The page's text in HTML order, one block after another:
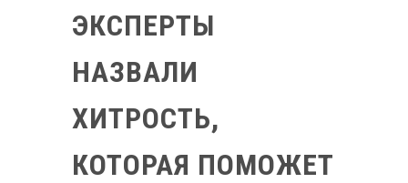
ЭКСПЕРТЫ
НАЗВАЛИ
ХИТРОСТЬ,
КОТОРАЯ ПОМОЖЕТ